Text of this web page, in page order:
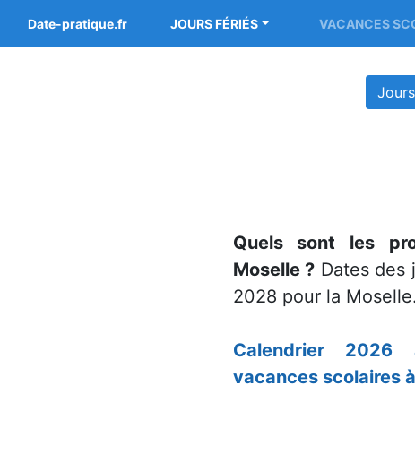
Date-pratique.fr JOURS FÉRIÉS VACANCES
Quels sont les
Moselle ? Dates des
2028 pour la Moselle.
Calendrier
vacances scolaires